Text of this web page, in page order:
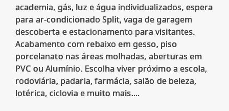
academia, gás, luz e água individualizados, espera
para ar-condicionado Split, vaga de garagem
descoberta e estacionamento para visitantes.
Acabamento com rebaixo em gesso, piso
porcelanato nas áreas molhadas, aberturas em
PVC ou Alumínio. Escolha viver próximo a escola,
rodoviária, padaria, farmácia, salão de beleza,
lotérica, ciclovia e muito mais....